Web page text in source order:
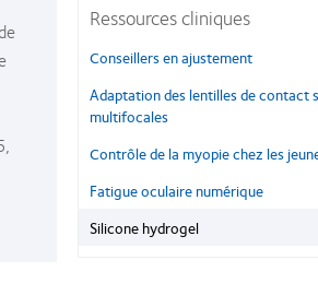
Ressources cliniques
Conseillers en ajustement
Adaptation des lentilles de contact
multifocales
Contrôle de la myopie chez les
Fatigue oculaire numérique
Silicone hydrogel